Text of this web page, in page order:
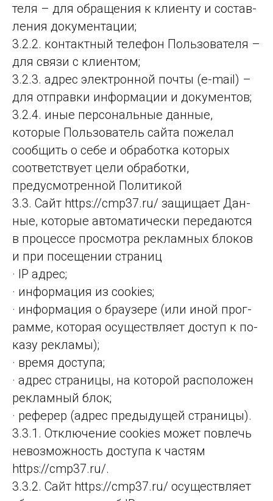
те­ля – для об­ра­ще­ния к кли­ен­ту и сос­тав­
ле­ния до­ку­мен­та­ции;
3.2.2. контак­тный те­ле­фон Поль­зо­ва­те­ля –
для свя­зи с кли­ен­том;
3.2.3. адрес элек­трон­ной поч­ты (e-mail) –
для от­прав­ки ин­фор­ма­ции и до­ку­мен­тов;
3.2.4. иные персональные данные,
которые Пользователь сайта пожелал
сообщить о себе и обработка которых
соответствует цели обработки,
предусмотренной Политикой
3.3. Сайт https://cmp37.ru/ защи­ща­ет Дан­
ные, ко­то­рые ав­то­ма­ти­чес­ки пе­ре­да­ют­ся
в про­цес­се прос­мот­ра рек­лам­ных бло­ков
и при по­се­ще­нии стра­ниц
· IP адрес;
· инфор­ма­ция из cookies;
· инфор­ма­ция о бра­узе­ре (или иной прог­
рам­ме, ко­то­рая осу­щест­вля­ет дос­туп к по­
ка­зу рек­ла­мы);
· время дос­ту­па;
· адрес стра­ни­цы, на ко­то­рой рас­по­ло­жен
рек­лам­ный блок;
· рефе­рер (ад­рес пре­ды­ду­щей стра­ни­цы).
3.3.1. Отклю­че­ние cookies мо­жет пов­лечь
не­воз­мож­ность дос­ту­па к час­тям
https://cmp37.ru/.
3.3.2. Сайт https://cmp37.ru/ осущест­вля­ет